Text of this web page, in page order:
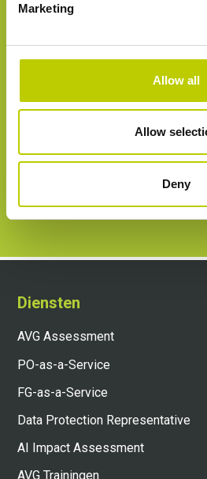
Marketing
Allow all
Allow
Deny
Voel je vrij om contact met ons
Bel ons
+31 (0) 85 0711080
Diensten
AVG Assessment
PO-as-a-Service
FG-as-a-Service
Data Protection Representative
AI Impact Assessment
AVG Trainingen